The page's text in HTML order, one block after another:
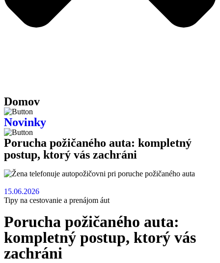
Domov
Novinky
Porucha požičaného auta: kompletný
postup, ktorý vás zachráni
15.06.2026
Tipy na cestovanie a prenájom áut
Porucha požičaného auta:
kompletný postup, ktorý vás
zachráni